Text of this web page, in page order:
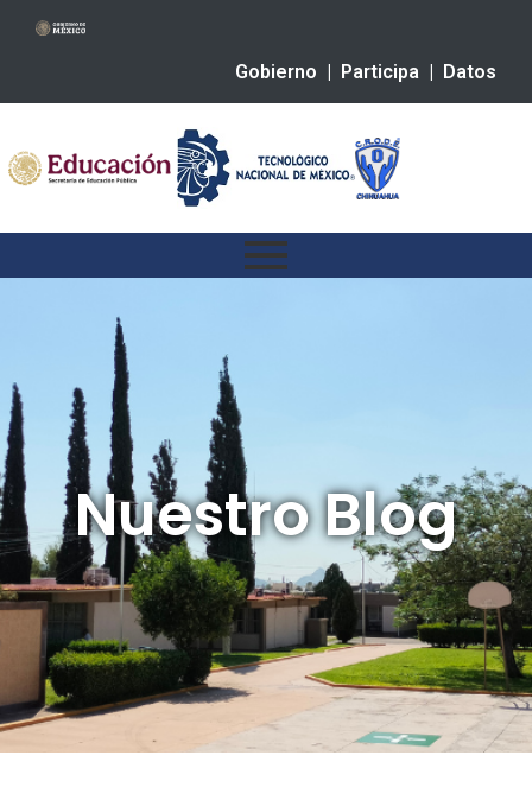
Gobierno | Participa | Datos
Nuestro Blog